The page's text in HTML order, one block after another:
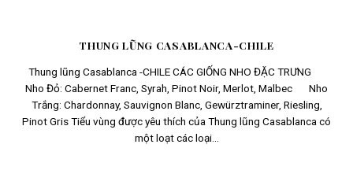
THUNG LŨNG CASABLANCA-CHILE
Thung lũng Casablanca -CHILE CÁC GIỐNG NHO ĐẶC TRƯNG
Nho Đỏ: Cabernet Franc, Syrah, Pinot Noir, Merlot, Malbec Nho
Trắng: Chardonnay, Sauvignon Blanc, Gewürztraminer, Riesling,
Pinot Gris Tiểu vùng được yêu thích của Thung lũng Casablanca có
một loạt các loại...